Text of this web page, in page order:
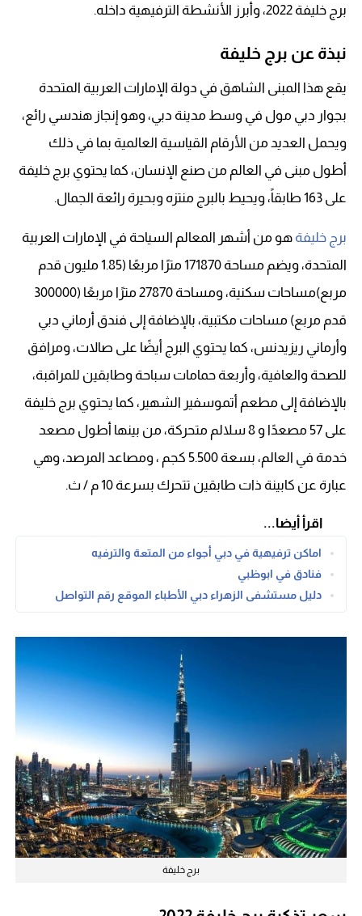
برج خليفة 2022، وأبرز الأنشطة الترفيهية داخله.
نبذة عن برج خليفة
يقع هذا المبنى الشاهق في دولة الإمارات العربية المتحدة
بجوار دبي مول في وسط مدينة دبي، وهو إنجاز هندسي رائع،
ويحمل العديد من الأرقام القياسية العالمية بما في ذلك
أطول مبنى في العالم من صنع الإنسان، كما يحتوي برج خليفة
على 163 طابقاً، ويحيط بالبرج منتزه وبحيرة رائعة الجمال.
برج خليفة هو من أشهر المعالم السياحة في الإمارات العربية
المتحدة، ويضم مساحة 171870 مترًا مربعًا (1.85 مليون قدم
مربع)مساحات سكنية، ومساحة 27870 مترًا مربعًا (300000
قدم مربع) مساحات مكتبية، بالإضافة إلى فندق أرماني دبي
وأرماني ريزيدنس، كما يحتوي البرج أيضًا على صالات، ومرافق
للصحة والعافية، وأربعة حمامات سباحة وطابقين للمراقبة،
بالإضافة إلى مطعم أتموسفير الشهير، كما يحتوي برج خليفة
على 57 مصعدًا و 8 سلالم متحركة، من بينها أطول مصعد
خدمة في العالم، بسعة 5.500 كجم ، ومصاعد المرصد، وهي
عبارة عن كابينة ذات طابقين تتحرك بسرعة 10 م / ث.
اقرأ أيضا...
اماكن ترفيهية في دبي أجواء من المتعة والترفيه
فنادق في ابوظبي
دليل مستشفى الزهراء دبي الأطباء الموقع رقم التواصل
برج خليفة